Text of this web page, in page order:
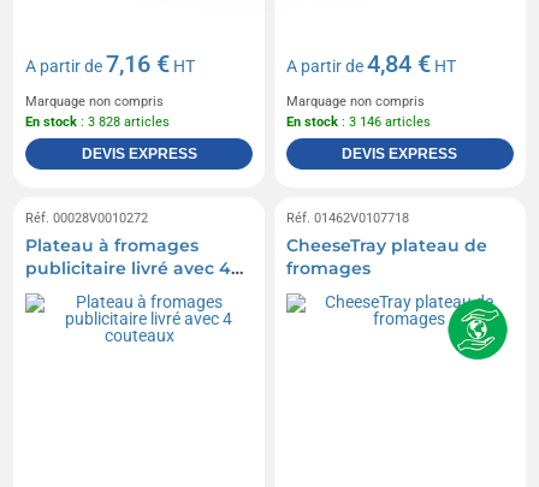
A partir de 7,16 € HT
Marquage non compris
En stock : 3 828 articles
DEVIS EXPRESS
A partir de4,84 € HT
Marquage non compris
En stock : 3 146 articles
DEVIS EXPRESS
Réf. 00028V0010272
Plateau à fromages
publicitaire livré avec 4
couteaux
Réf. 01462V0107718
CheeseTray plateau de
fromages